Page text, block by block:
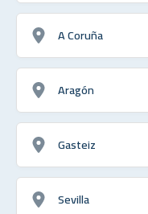
A Coruña
Aragón
Gasteiz
Sevilla